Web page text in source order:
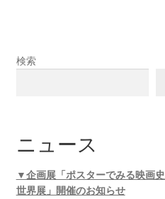
検索
ニュース
▼企画展「ポスターでみる
世界展」開催のお知らせ